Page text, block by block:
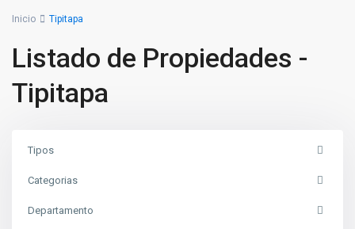
Inicio Tipitapa
Listado de Propiedades -
Tipitapa
Tipos
Categorias
Departamento